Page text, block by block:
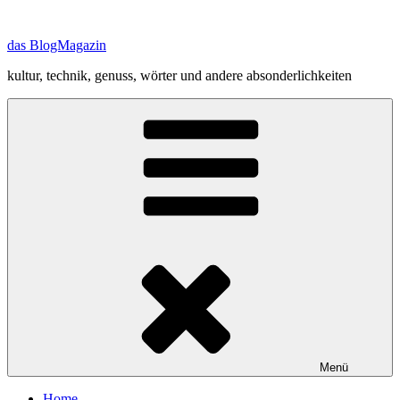
springen
das BlogMagazin
kultur, technik, genuss, wörter und andere absonderlichkeiten
Menü